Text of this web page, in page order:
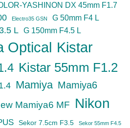
YASHINON DX 45mm F1.7
Electro35 GSN G 50mm F4 L
L G 150mm F4.5 L
Optical Kistar
Kistar 55mm F1.2
Mamiya Mamiya6
Mamiya6 MF Nikon
Sekor 7.5cm F3.5 Sekor 55mm F4.5